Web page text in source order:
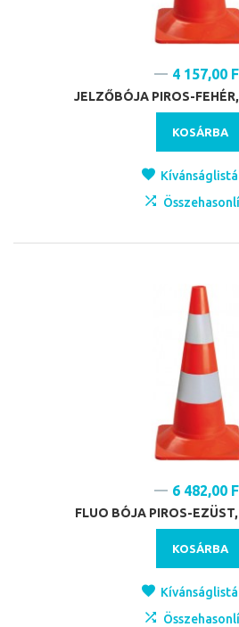
4 157,00
JELZŐBÓJA PIROS-
KOSÁRBA
6 482,00
FLUO BÓJA PIROS-
KOSÁRBA